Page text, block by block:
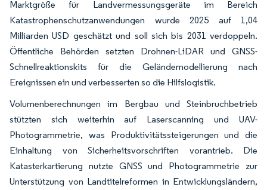
Marktgröße für Landvermessungsgeräte im Bereich
Katastrophenschutzanwendungen wurde 2025 auf 1,04
Milliarden USD geschätzt und soll sich bis 2031 verdoppeln.
Öffentliche Behörden setzten Drohnen-LiDAR und GNSS-
Schnellreaktionskits für die Geländemodellierung nach
Ereignissen ein und verbesserten so die Hilfslogistik.
Volumenberechnungen im Bergbau und Steinbruchbetrieb
stützten sich weiterhin auf Laserscanning und UAV-
Photogrammetrie, was Produktivitätssteigerungen und die
Einhaltung von Sicherheitsvorschriften vorantrieb. Die
Katasterkartierung nutzte GNSS und Photogrammetrie zur
Unterstützung von Landtitelreformen in Entwicklungsländern,